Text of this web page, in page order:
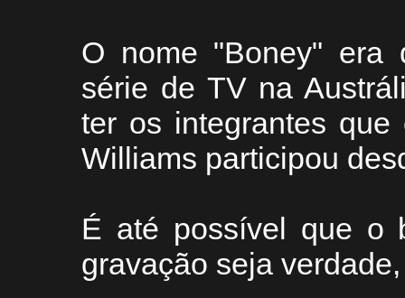
O nome "Boney" era
série de TV na
ter os integrantes
Williams participou
É até possível que o
gravação seja